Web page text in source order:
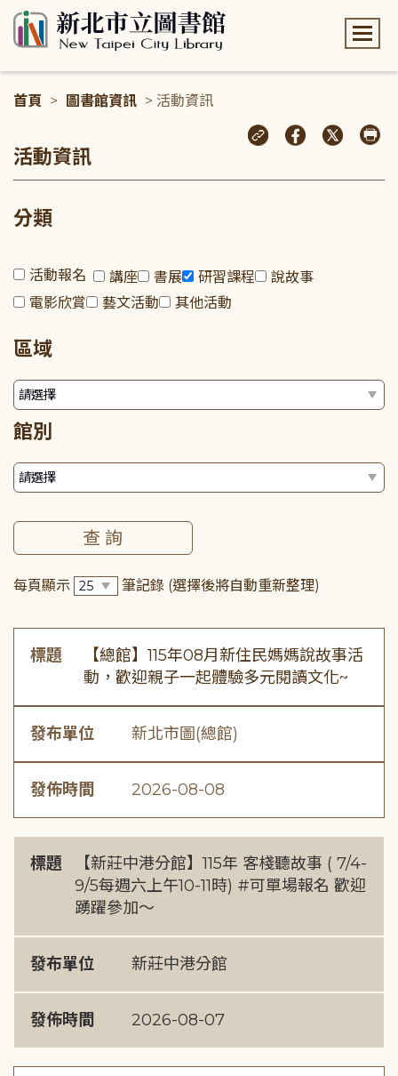
首頁 > 圖書館資訊 > 活動資訊
活動資訊
分類
活動報名 講座 書展 研習課程
說故事
電影欣賞
藝文活動 其他活動
區域
館別
每頁顯示 筆記錄 (選擇後將自動重新整理)
標題
【總館】115年08月新住民媽媽說故事活
動，歡迎親子一起體驗多元閱讀文化~
發布單位 新北市圖(總館)
發佈時間 2026-08-08
標題
【新莊中港分館】115年 客棧聽故事 ( 7/4-
9/5每週六上午10-11時) #可單場報名 歡迎
踴躍參加～
發布單位 新莊中港分館
發佈時間 2026-08-07